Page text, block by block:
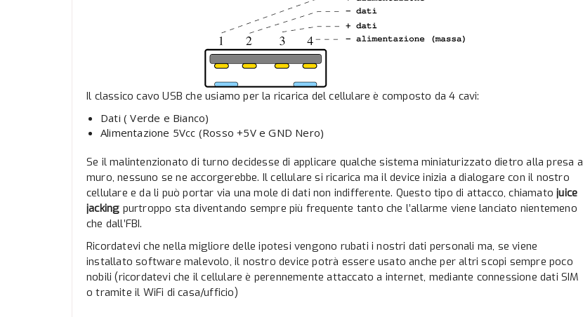
Il classico cavo USB che usiamo per la ricarica del cellulare è composto da 4 cavi:
Dati ( Verde e Bianco)
Alimentazione 5Vcc (Rosso +5V e GND Nero)
Se il malintenzionato di turno decidesse di applicare qualche sistema miniaturizzato dietro alla presa a
muro, nessuno se ne accorgerebbe. Il cellulare si ricarica ma il device inizia a dialogare con il nostro
cellulare e da li può portar via una mole di dati non indifferente. Questo tipo di attacco, chiamatojuice
jacking purtroppo sta diventando sempre più frequente tanto che l’allarme viene lanciato nientemeno
che dall’FBI.
Ricordatevi che nella migliore delle ipotesi vengono rubati i nostri dati personali ma, se viene
installato software malevolo, il nostro device potrà essere usato anche per altri scopi sempre poco
nobili (ricordatevi che il cellulare è perennemente attaccato a internet, mediante connessione dati SIM
o tramite il WiFi di casa/ufficio)